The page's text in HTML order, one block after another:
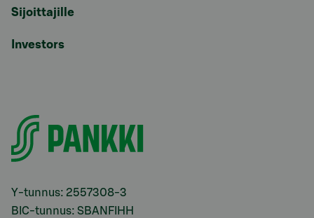
Sijoittajille
Investors
Y-tunnus: 2557308-3
BIC-tunnus: SBANFIHH